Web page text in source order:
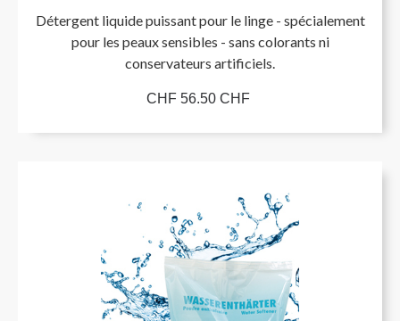
Détergent liquide puissant pour le linge - spécialement
pour les peaux sensibles - sans colorants ni
conservateurs artificiels.
CHF 56.50 CHF